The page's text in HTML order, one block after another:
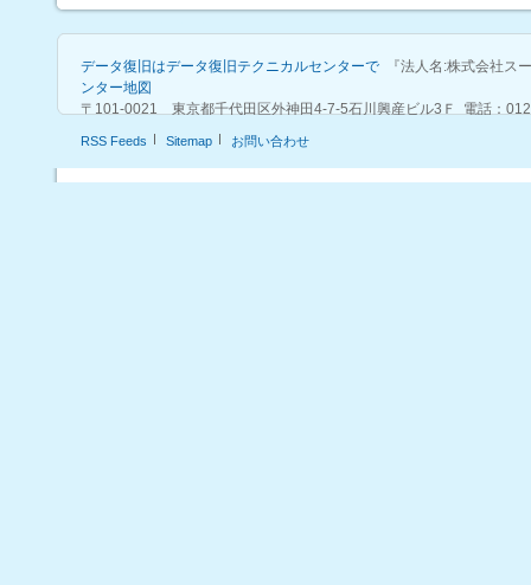
データ復旧はデータ復旧テクニカルセンターで 『法人名:株式会社ス
ンター地図
〒101-0021 東京都千代田区外神田4-7-5石川興産ビル3Ｆ 電話：
RSS Feeds Sitemap お問い合わせ